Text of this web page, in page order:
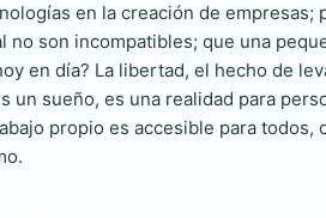
en la creación de
no son incompatibles; que una
en día? La libertad, el hecho de
un sueño, es una realidad para
propio es accesible para